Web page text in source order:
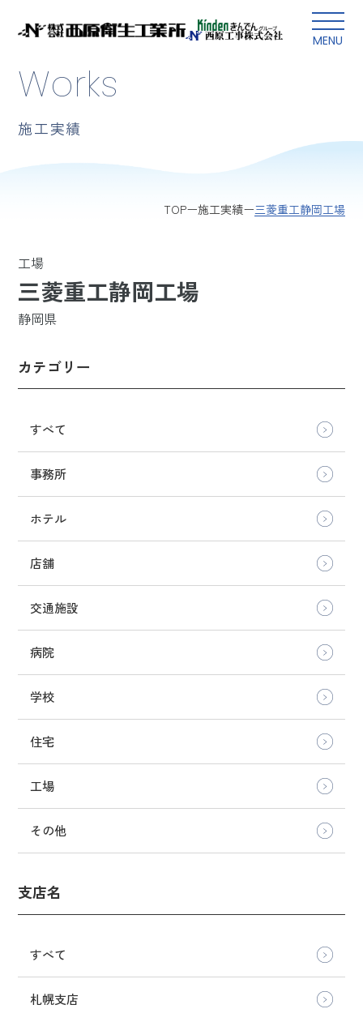
MENU
本文にスキップ
Works
施工実績
TOP 施工実績 三菱重工静岡工場
工場
三菱重工静岡工場
静岡県
カテゴリー
すべて
事務所
ホテル
店舗
交通施設
病院
学校
住宅
工場
その他
支店名
すべて
札幌支店